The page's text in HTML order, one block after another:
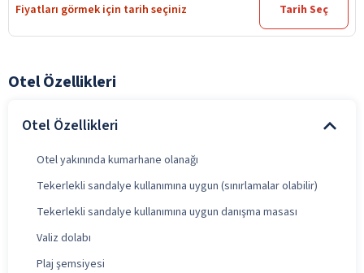
Fiyatları görmek için tarih seçiniz Tarih Seç
Otel Özellikleri
Otel Özellikleri
Otel yakınında kumarhane olanağı
Tekerlekli sandalye kullanımına uygun (sınırlamalar olabilir)
Tekerlekli sandalye kullanımına uygun danışma masası
Valiz dolabı
Plaj şemsiyesi